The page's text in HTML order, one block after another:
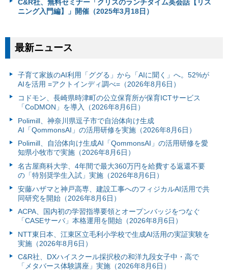
C&R社、無料セミナー「クリスのランチタイム英会話【リス
ニング入門編】」開催（2025年3月18日）
最新ニュース
子育て家族のAI利用「ググる」から「AIに聞く」へ。52%が
AIを活用 =アクトインディ調べ=（2026年8月6日）
コドモン、長崎県時津町の公立保育所が保育ICTサービス
「CoDMON」を導入（2026年8月6日）
Polimill、神奈川県逗子市で自治体向け生成
AI「QommonsAI」の活用研修を実施（2026年8月6日）
Polimill、自治体向け生成AI「QommonsAI」の活用研修を愛
知県小牧市で実施（2026年8月6日）
名古屋商科大学、4年間で最大360万円を給費する返還不要
の「特別奨学生入試」実施（2026年8月6日）
安藤ハザマと神戸高専、建設工事へのフィジカルAI活用で共
同研究を開始（2026年8月6日）
ACPA、国内初の学習指導要領とオープンバッジをつなぐ
「CASEサーバ」本格運用を開始（2026年8月6日）
NTT東日本、江東区立毛利小学校で生成AI活用の実証実験を
実施（2026年8月6日）
C&R社、DXハイスクール採択校の和洋九段女子中・高で
「メタバース体験講座」実施（2026年8月6日）